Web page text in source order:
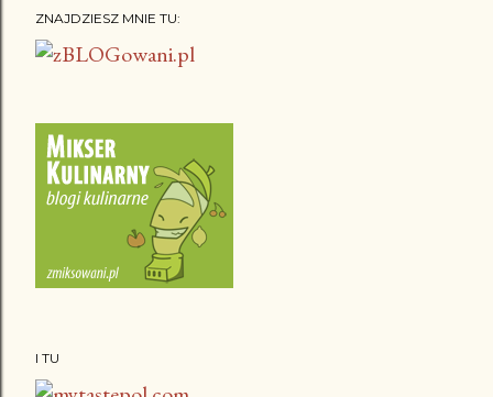
ZNAJDZIESZ MNIE TU:
I TU